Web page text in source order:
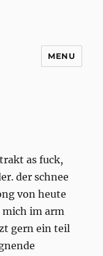
MENU
as fuck,
der schnee
von heute
im arm
gern ein teil